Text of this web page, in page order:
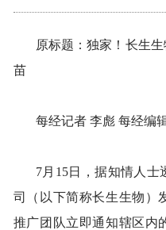
原标题：独家！长生
苗
每经记者 李彪 每经编
7月15日，据知情人
司（以下简称长生生物）
推广团队立即通知辖区内